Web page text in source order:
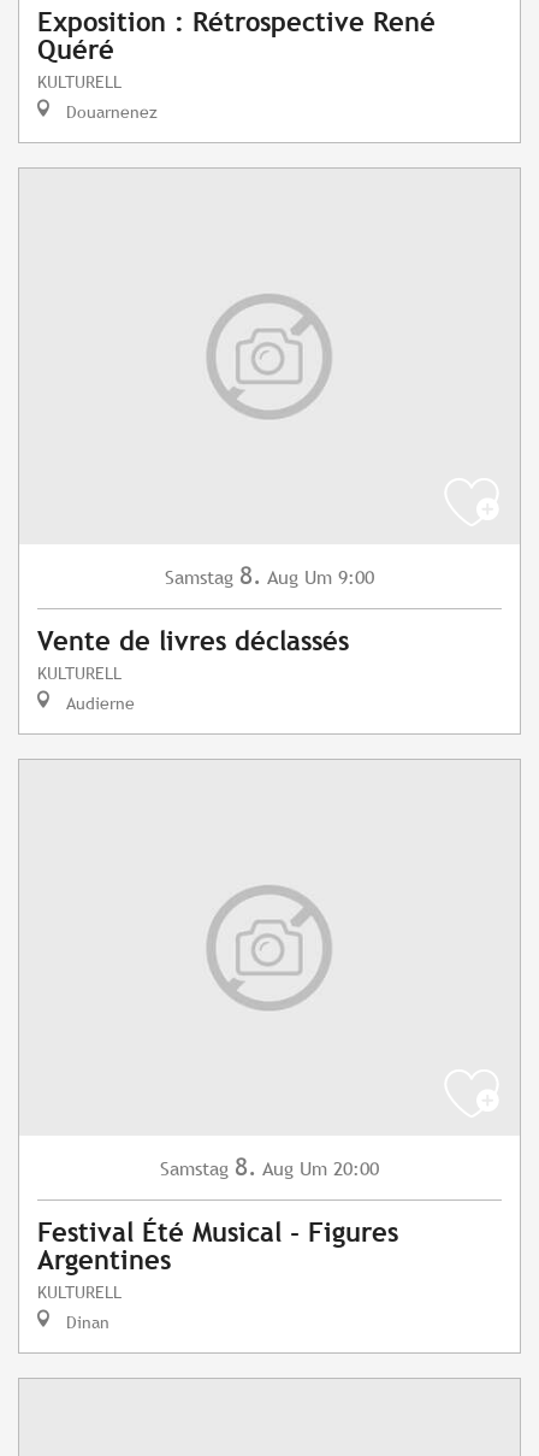
Exposition : Rétrospective René
Quéré
KULTURELL
Douarnenez
Samstag 8. Aug Um 9:00
Vente de livres déclassés
KULTURELL
Audierne
Samstag 8. Aug Um 20:00
Festival Été Musical - Figures
Argentines
KULTURELL
Dinan